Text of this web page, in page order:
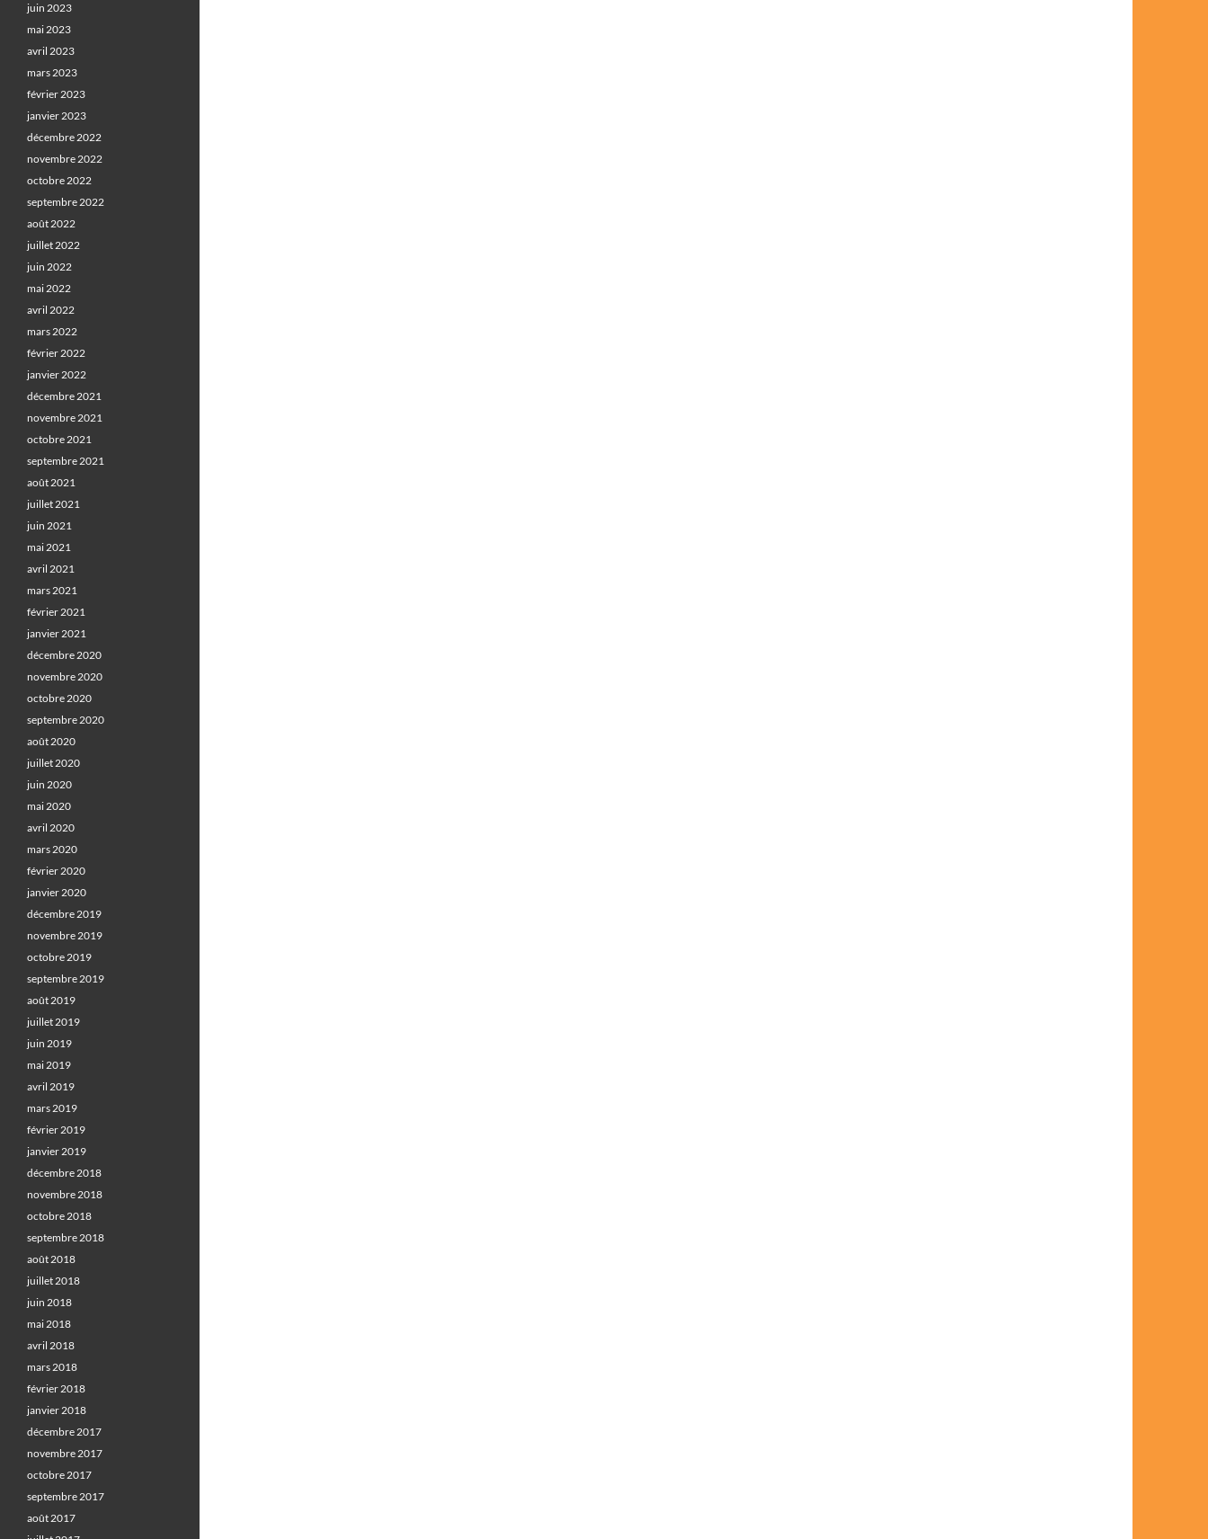
juin 2023
mai 2023
avril 2023
mars 2023
février 2023
janvier 2023
décembre 2022
novembre 2022
octobre 2022
septembre 2022
août 2022
juillet 2022
juin 2022
mai 2022
avril 2022
mars 2022
février 2022
janvier 2022
décembre 2021
novembre 2021
octobre 2021
septembre 2021
août 2021
juillet 2021
juin 2021
mai 2021
avril 2021
mars 2021
février 2021
janvier 2021
décembre 2020
novembre 2020
octobre 2020
septembre 2020
août 2020
juillet 2020
juin 2020
mai 2020
avril 2020
mars 2020
février 2020
janvier 2020
décembre 2019
novembre 2019
octobre 2019
septembre 2019
août 2019
juillet 2019
juin 2019
mai 2019
avril 2019
mars 2019
février 2019
janvier 2019
décembre 2018
novembre 2018
octobre 2018
septembre 2018
août 2018
juillet 2018
juin 2018
mai 2018
avril 2018
mars 2018
février 2018
janvier 2018
décembre 2017
novembre 2017
octobre 2017
septembre 2017
août 2017